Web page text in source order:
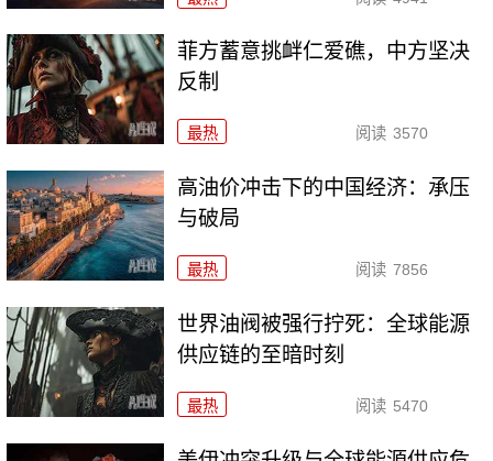
菲方蓄意挑衅仁爱礁，中方坚决
反制
最热 阅读 3570
高油价冲击下的中国经济：承压
与破局
最热 阅读 7856
世界油阀被强行拧死：全球能源
供应链的至暗时刻
最热 阅读 5470